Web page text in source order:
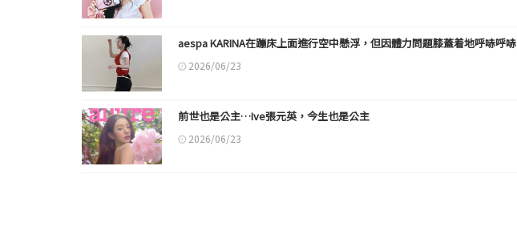
aespa KARINA在蹦床上面進行空中懸浮，但因體力問題膝蓋着地呼哧呼哧
2026/06/23
前世也是公主…Ive張元英，今生也是公主
2026/06/23